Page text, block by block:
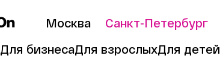
Москва Санкт-Петербург
Для бизнесаДля взрослыхДля детей